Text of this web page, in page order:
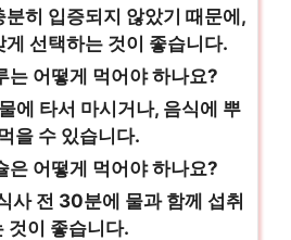
히 입증되지 않았기 때문에,
게 선택하는 것이 좋습니다.
는 어떻게 먹어야 하나요?
에 타서 마시거나, 음식에 뿌
을 수 있습니다.
은 어떻게 먹어야 하나요?
사 전 30분에 물과 함께 섭취
것이 좋습니다.